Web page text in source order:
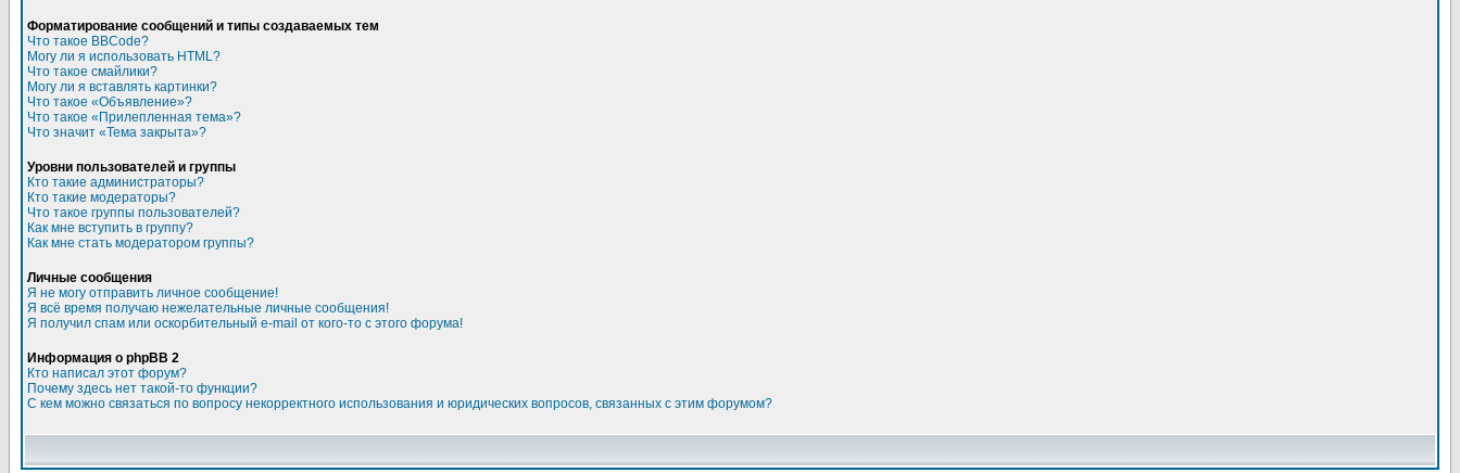
Форматирование сообщений и типы создаваемых тем
Что такое BBCode?
Могу ли я использовать HTML?
Что такое смайлики?
Могу ли я вставлять картинки?
Что такое «Объявление»?
Что такое «Прилепленная тема»?
Что значит «Тема закрыта»?
Уровни пользователей и группы
Кто такие администраторы?
Кто такие модераторы?
Что такое группы пользователей?
Как мне вступить в группу?
Как мне стать модератором группы?
Личные сообщения
Я не могу отправить личное сообщение!
Я всё время получаю нежелательные личные сообщения!
Я получил спам или оскорбительный e-mail от кого-то с этого форума!
Информация о phpBB 2
Кто написал этот форум?
Почему здесь нет такой-то функции?
С кем можно связаться по вопросу некорректного использования и юридических вопросов, связанных с этим форумом?